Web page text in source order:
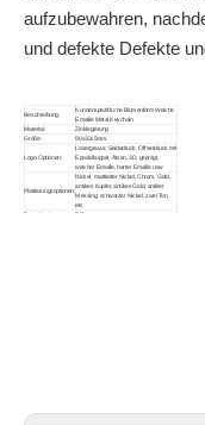
aufzubewahren,
und defekte Defekte
Beschreibung:
Kundenspezifische Blumenform Weiche
Emaille Metal Keychain
Material:
Zinklegierung
Größe: 90x32x5mm.
Logo-Optionen:
Lasergravur, Seidedruck, Offsetdruck mit
Epoxidkuppel, Ätzen, 3D, geprägt,
weicher Emaille, harter Emaille usw
Plattierungsoptionen:
Nickel, mattierter Nickel, Chrom, Gold,
antikes Kupfer, antikes Gold, antiker
Messing, schwarzer Nickel, zwei Ton,
etc
Beispielzeit:
7 Tage